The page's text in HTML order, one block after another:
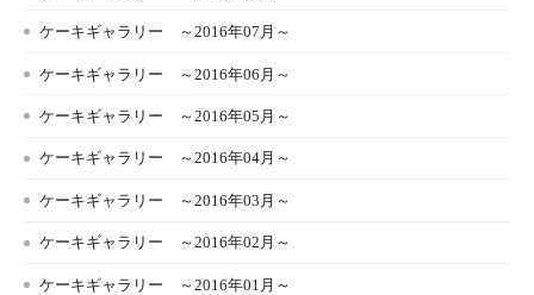
ケーキギャラリー ～2016年07月～
ケーキギャラリー ～2016年06月～
ケーキギャラリー ～2016年05月～
ケーキギャラリー ～2016年04月～
ケーキギャラリー ～2016年03月～
ケーキギャラリー ～2016年02月～
ケーキギャラリー ～2016年01月～